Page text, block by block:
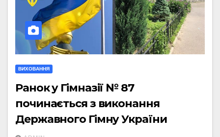
ВИХОВАННЯ
Ранок у Гімназії № 87
починається з виконання
Державного Гімну України